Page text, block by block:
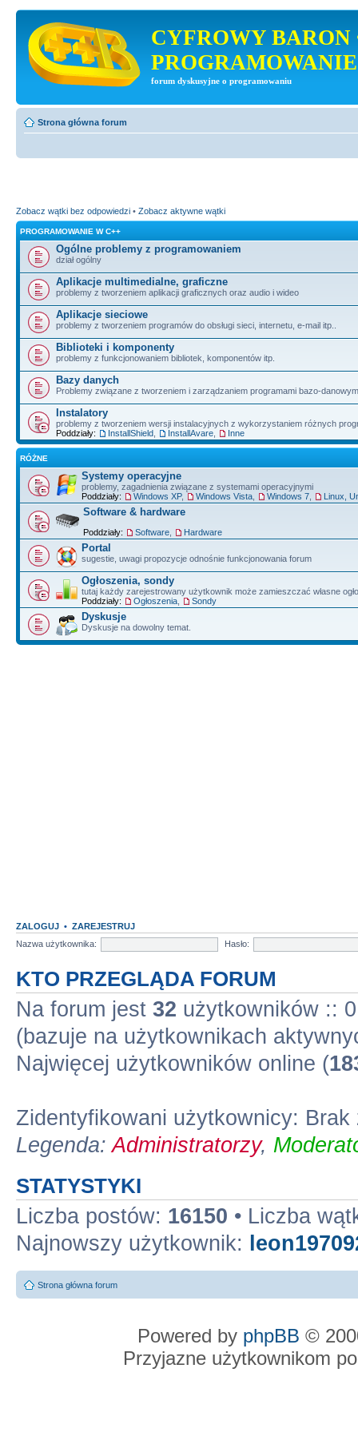
CYFROWY BARON
PROGRAMOWANIE
forum dyskusyjne o programowaniu
Strona główna forum
Zobacz wątki bez odpowiedzi • Zobacz aktywne wątki
PROGRAMOWANIE W C++
Ogólne problemy z programowaniem
dział ogólny
Aplikacje multimedialne, graficzne
problemy z tworzeniem aplikacji graficznych oraz audio i wideo
Aplikacje sieciowe
problemy z tworzeniem programów do obsługi sieci, internetu, e-mail itp..
Biblioteki i komponenty
problemy z funkcjonowaniem bibliotek, komponentów itp.
Bazy danych
Problemy związane z tworzeniem i zarządzaniem programami bazo-
Instalatory
problemy z tworzeniem wersji instalacyjnych z wykorzystaniem różnych
Poddziały:
InstallShield InstallAvare Inne
RÓŻNE
Systemy operacyjne
problemy, zagadnienia związane z systemami operacyjnymi
Poddziały:
Windows XP, Windows Vista Windows 7 Linux,
Software & hardware
Poddziały: Software Hardware
Portal
sugestie, uwagi propozycje odnośnie funkcjonowania forum
Ogłoszenia, sondy
tutaj każdy zarejestrowany użytkownik może zamieszczać własne
Poddziały:
Ogłoszenia Sondy
Dyskusje
Dyskusje na dowolny temat.
ZALOGUJ • ZAREJESTRUJ
Nazwa użytkownika:
Hasło:
KTO PRZEGLĄDA FORUM
Na forum jest 32 użytkowników ::
(bazuje na użytkownikach
Najwięcej użytkowników online (
Zidentyfikowani użytkownicy:
Legenda:Administratorzy,
STATYSTYKI
Liczba postów: 16150 • Liczba
Najnowszy użytkownik:
Strona główna forum
Powered by phpBB ©
Przyjazne użytkownikom